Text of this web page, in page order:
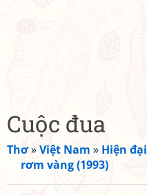
Cuộc đua
Thơ»Việt Nam » Hiện đại
rơm vàng (1993)